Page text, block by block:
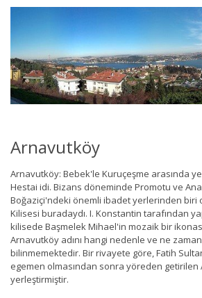
Arnavutköy
Arnavutköy: Bebek'le Kuruçeşme arasında
Hestai idi. Bizans döneminde Promotu ve
Boğaziçi'ndeki önemli ibadet yerlerinden biri
Kilisesi buradaydı. I. Konstantin tarafından
kilisede Başmelek Mihael'in mozaik bir
Arnavutköy adını hangi nedenle ve ne zaman
bilinmemektedir. Bir rivayete göre, Fatih
egemen olmasından sonra yöreden getirilen
yerleştirmiştir.